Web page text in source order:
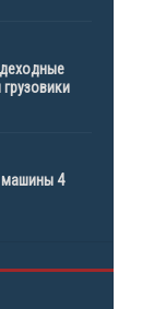
машины 4